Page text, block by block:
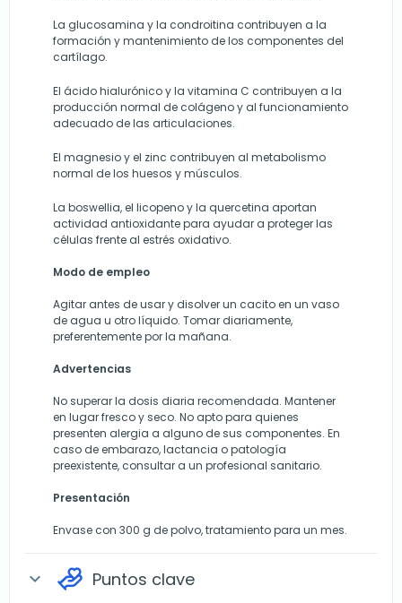
La glucosamina y la condroitina contribuyen a la
formación y mantenimiento de los componentes del
cartílago.
El ácido hialurónico y la vitamina C contribuyen a la
producción normal de colágeno y al funcionamiento
adecuado de las articulaciones.
El magnesio y el zinc contribuyen al metabolismo
normal de los huesos y músculos.
La boswellia, el licopeno y la quercetina aportan
actividad antioxidante para ayudar a proteger las
células frente al estrés oxidativo.
Modo de empleo
Agitar antes de usar y disolver un cacito en un vaso
de agua u otro líquido. Tomar diariamente,
preferentemente por la mañana.
Advertencias
No superar la dosis diaria recomendada. Mantener
en lugar fresco y seco. No apto para quienes
presenten alergia a alguno de sus componentes. En
caso de embarazo, lactancia o patología
preexistente, consultar a un profesional sanitario.
Presentación
Envase con 300 g de polvo, tratamiento para un mes.
expand_more Puntos clave